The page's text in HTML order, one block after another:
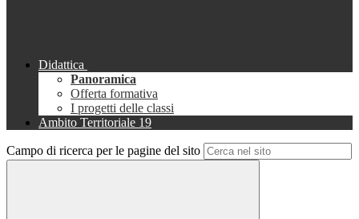
Didattica
Panoramica
Offerta formativa
I progetti delle classi
Ambito Territoriale 19
Campo di ricerca per le pagine del sito